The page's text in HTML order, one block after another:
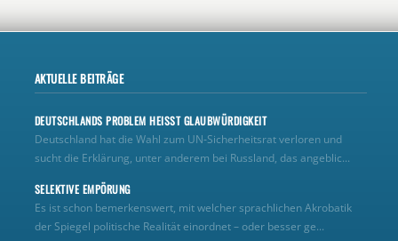
AKTUELLE BEITRÄGE
DEUTSCHLANDS PROBLEM HEISST GLAUBWÜRDIGKEIT
Deutschland hat die Wahl zum UN‑Sicherheitsrat verloren und
sucht die Erklärung, unter anderem bei Russland, das angeblic...
SELEKTIVE EMPÖRUNG
Es ist schon bemerkenswert, mit welcher sprachlichen Akrobatik
der Spiegel politische Realität einordnet – oder besser ge...